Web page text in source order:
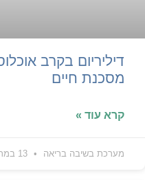
דיליריום בקרב
מסכנת חיים
קרא עוד »
מערכת בשיבה בריאה